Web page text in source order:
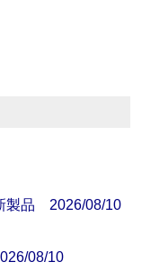
製品 2026/08/10
08/10